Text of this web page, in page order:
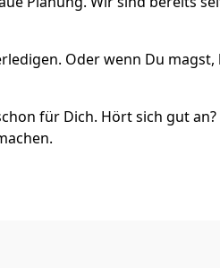
Oder wenn Du
für Dich. Hört sich gut an?